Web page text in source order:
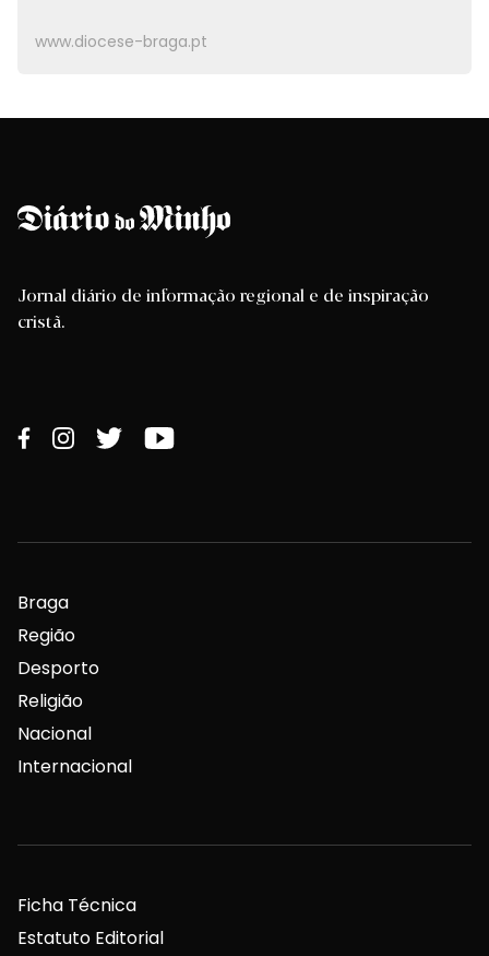
www.diocese-braga.pt
Jornal diário de informação regional e de inspiração
cristã.
Braga
Região
Desporto
Religião
Nacional
Internacional
Ficha Técnica
Estatuto Editorial